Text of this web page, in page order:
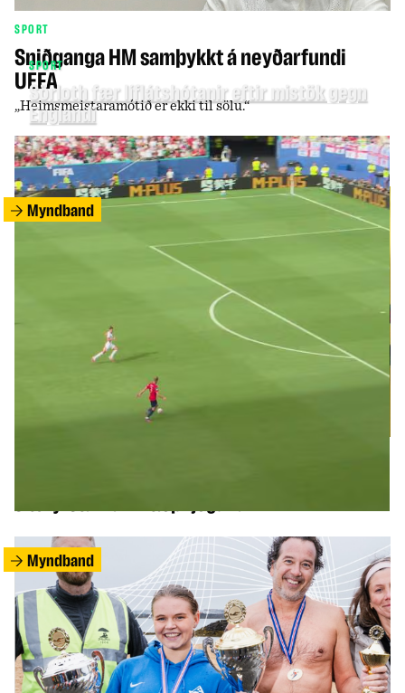
SPORT
Sniðganga HM samþykkt á neyðarfundi
UEFA
„Heimsmeistaramótið er ekki til sölu.“
SPORT
Sörloth fær líflátshótanir eftir mistök gegn
Englandi
Myndband
Myndband